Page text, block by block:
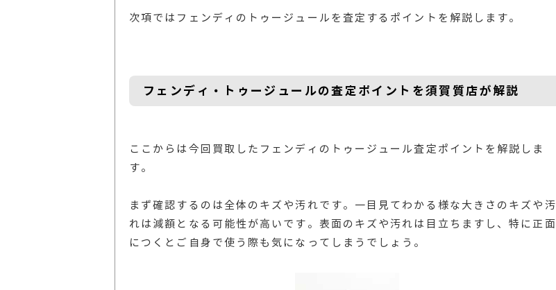
次項ではフェンディのトゥージュールを査定するポイントを解説します。
フェンディ・トゥージュールの査定ポイントを須賀質店が解説
ここからは今回買取したフェンディのトゥージュール査定ポイントを解説しま
す。
まず確認するのは全体のキズや汚れです。一目見てわかる様な大きさのキズや汚
れは減額となる可能性が高いです。表面のキズや汚れは目立ちますし、特に正面
につくとご自身で使う際も気になってしまうでしょう。